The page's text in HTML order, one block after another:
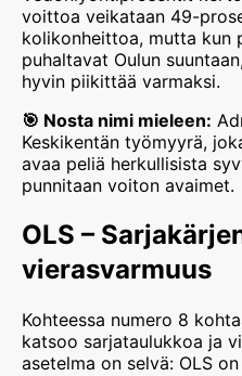
voittoa veikataan 49-
kolikonheittoa, mutta kun
puhaltavat Oulun
hyvin piikittää varmaksi.
🎯 Nosta nimi mieleen:
Keskikentän työmyyrä,
avaa peliä herkullisista
punnitaan voiton avaimet.
OLS –
vierasvarmuus
Kohteessa numero 8
katsoo sarjataulukkoa ja
asetelma on selvä: OLS